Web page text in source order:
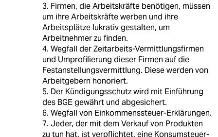
3. Firmen, die Arbeitskräfte benötigen, müssen
um ihre Arbeitskräfte werben und ihre
Arbeitsplätze lukrativ gestalten, um
Arbeitnehmer zu finden.
4. Wegfall der Zeitarbeits-Vermittlungsfirmen
und Umprofilierung dieser Firmen auf die
Festanstellungsvermittlung. Diese werden von
Arbeitgebern honoriert.
5. Der Kündigungsschutz wird mit Einführung
des BGE gewährt und abgesichert.
6. Wegfall von Einkommenssteuer-Erklärungen.
7. Jeder, der mit dem Verkauf von Produkten
zu tun hat, ist verpflichtet, eine Konsumsteuer-